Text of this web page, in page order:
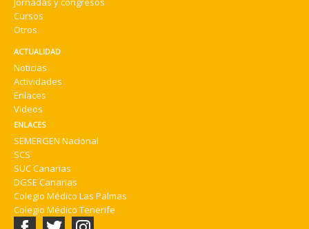
Cursos
Otros
ACTUALIDAD
Noticias
Actividades
Enlaces
Videos
ENLACES
SEMERGEN Nacional
SCS
SUC Canarias
DGSE Canarias
Colegio Médico Las Palmas
Colegio Médico Tenerife